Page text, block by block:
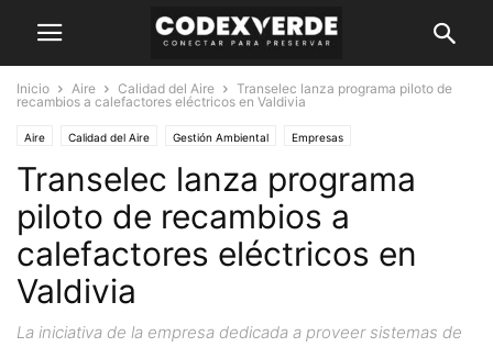
Inicio Aire Calidad del Aire
Transelec lanza programa piloto de
recambios a calefactores eléctricos en Valdivia
Aire Calidad del Aire Gestión Ambiental Empresas
Transelec lanza programa
piloto de recambios a
calefactores eléctricos en
Valdivia
La iniciativa de la empresa dedicada a proveer sistemas de